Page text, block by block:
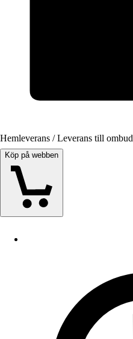
Hemleverans / Leverans till ombud
Köp på webben